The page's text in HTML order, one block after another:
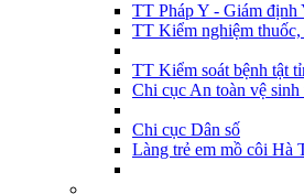
TT Pháp Y - Giám định
TT Kiểm nghiệm thuốc,
TT Kiểm soát bệnh tật
Chi cục An toàn vệ sinh
Chi cục Dân số
Làng trẻ em mồ côi Hà